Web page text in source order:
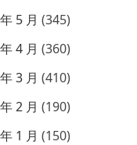
5 月 (345)
4 月 (360)
3 月 (410)
2 月 (190)
1 月 (150)